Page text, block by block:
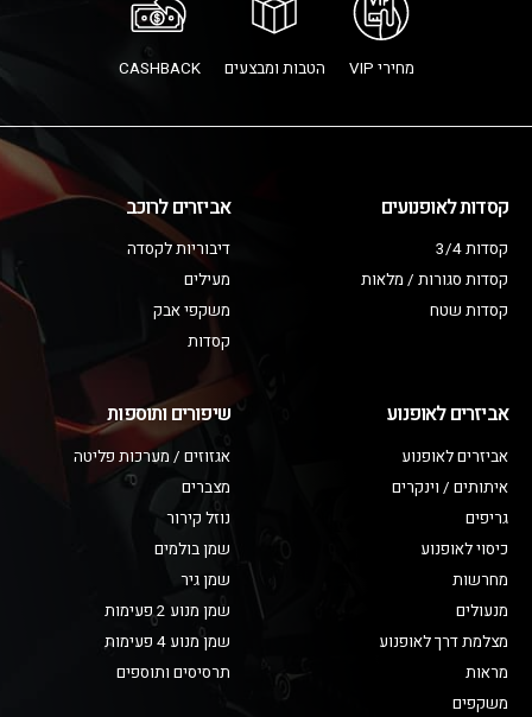
מחירי VIP הטבות ומבצעים CASHBACK
קסדות לאופנועים
קסדות 3/4
קסדות סגורות / מלאות
קסדות שטח
אביזרים לרוכב
דיבוריות לקסדה
מעילים
משקפי אבק
קסדות
אביזרים לאופנוע
אביזרים לאופנוע
איתותים / וינקרים
גריפים
כיסוי לאופנוע
מחרשות
מנעולים
מצלמת דרך לאופנוע
מראות
משקפים
שיפורים ותוספות
אגזוזים / מערכות פליטה
מצברים
נוזל קירור
שמן בולמים
שמן גיר
שמן מנוע 2 פעימות
שמן מנוע 4 פעימות
תרסיסים ותוספים